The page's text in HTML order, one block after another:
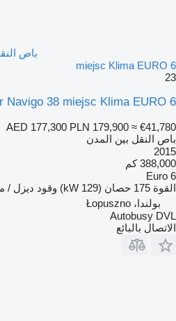
miejsc Klima EURO 6
23
Navigo 38 miejsc Klima EURO 6
AED 177,300 PLN 179,900 ≈ €41,780
باص النقل بين المدن
2015
388,000 كم
Euro 6
القوة 175 حصان (129 kW) وقود ديزل /
بولندا، Łopuszno
Autobusy DVL
الاتصال بالبائع